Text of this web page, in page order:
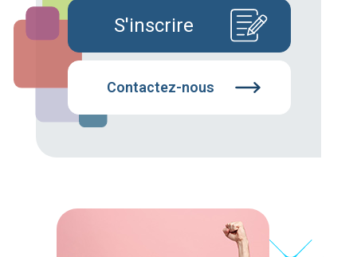
S'inscrire
Contactez-nous